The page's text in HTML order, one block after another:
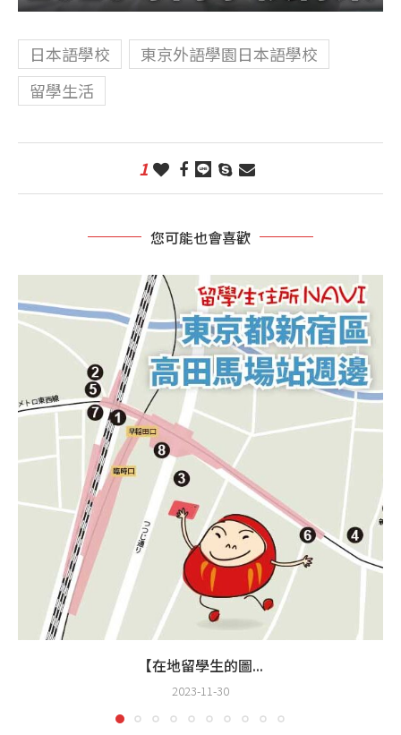
日本語學校
東京外語學園日本語學校
留學生活
1
您可能也會喜歡
【在地留學生的圖...
2023-11-30